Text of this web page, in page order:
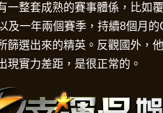
一整套成熟的賽事體係，比如
及一年兩個賽季，持續8個月的
篩選出來的精英。反觀國外，
現實力差距，是很正常的。